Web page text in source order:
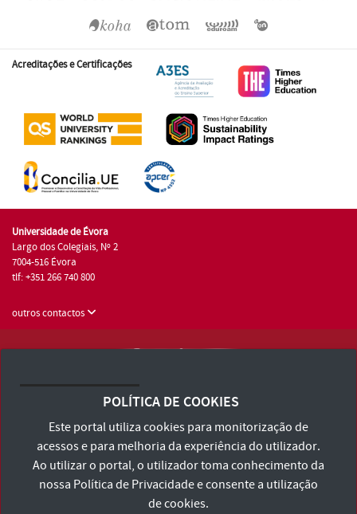
Acreditações e Certificações
Universidade de Évora
Largo dos Colegiais, Nº 2
7004-516 Évora
tlf: +351 266 740 800
outros contactos
Consulte os Termos e Condições e Política de Privacidade
Declaração de Acessibilidade
POLÍTICA DE COOKIES
Este portal utiliza cookies para monitorização de
acessos e para melhoria da experiência do utilizador.
Ao utilizar o portal, o utilizador toma conhecimento da
nossa Política de Privacidadee consente a utilização
de cookies.